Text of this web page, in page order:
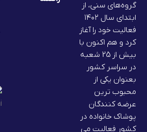
گروه‌های سنی، از
ابتدای سال ۱۴۰۲
فعالیت خود را آغاز
کرد و هم اکنون با
بیش از 25 شعبه
در سراسر کشور
بعنوان یکی از
محبوب ترین
عرضه کنندگان
پوشاک خانواده در
کشور فعالیت می